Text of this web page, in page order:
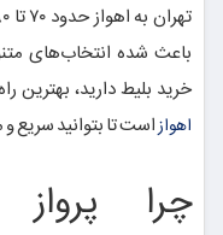
باعث شده انتخاب‌های
خرید بلیط دارید، بهترین
اهوازاست تا بتوانید سریع
چرا